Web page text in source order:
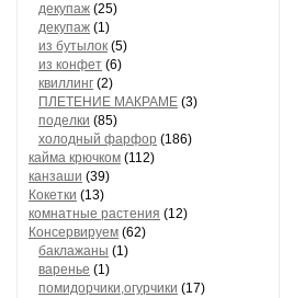
декупаж (25)
декупаж (1)
из бутылок (5)
из конфет (6)
квиллинг (2)
ПЛЕТЕНИЕ МАКРАМЕ (3)
поделки (85)
холодный фарфор (186)
кайма крючком (112)
канзаши (39)
Кокетки (13)
комнатные растения (12)
Консервируем (62)
баклажаны (1)
варенье (1)
помидорчики,огурчики (17)